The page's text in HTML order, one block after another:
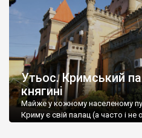
Утьос. Кримський
княгині
Майже у кожному населеному
Криму є свій палац (а часто і не